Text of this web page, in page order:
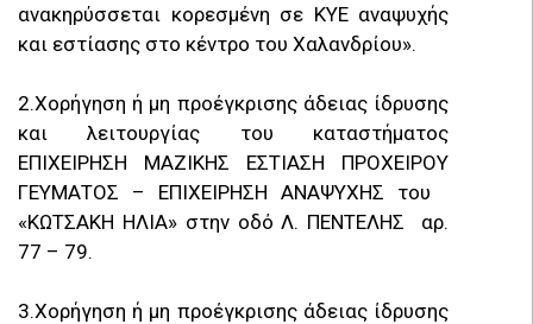
ανακηρύσσεται κορεσμένη σε ΚΥΕ αναψυχής
και εστίασης στο κέντρο του Χαλανδρίου».
2.Χορήγηση ή μη προέγκρισης άδειας ίδρυσης
και λειτουργίας του καταστήματος
ΕΠΙΧΕΙΡΗΣΗ ΜΑΖΙΚΗΣ ΕΣΤΙΑΣΗ ΠΡΟΧΕΙΡΟΥ
ΓΕΥΜΑΤΟΣ – ΕΠΙΧΕΙΡΗΣΗ ΑΝΑΨΥΧΗΣ του
«ΚΩΤΣΑΚΗ ΗΛΙΑ» στην οδό Λ. ΠΕΝΤΕΛΗΣ αρ.
77 – 79.
3.Χορήγηση ή μη προέγκρισης άδειας ίδρυσης